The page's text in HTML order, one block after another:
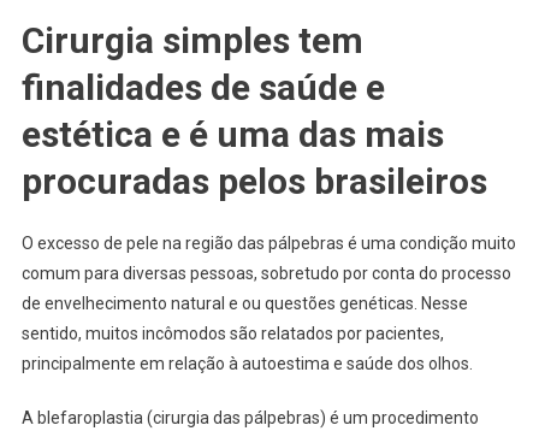
Cirurgia simples tem
finalidades de saúde e
estética e é uma das mais
procuradas pelos brasileiros
O excesso de pele na região das pálpebras é uma condição muito
comum para diversas pessoas, sobretudo por conta do processo
de envelhecimento natural e ou questões genéticas. Nesse
sentido, muitos incômodos são relatados por pacientes,
principalmente em relação à autoestima e saúde dos olhos.
A blefaroplastia (cirurgia das pálpebras) é um procedimento